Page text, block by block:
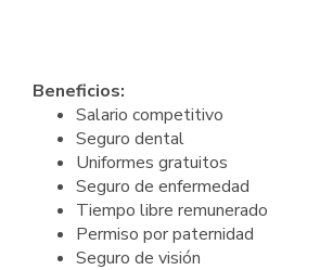
Beneficios:
Salario competitivo
Seguro dental
Uniformes gratuitos
Seguro de enfermedad
Tiempo libre remunerado
Permiso por paternidad
Seguro de visión